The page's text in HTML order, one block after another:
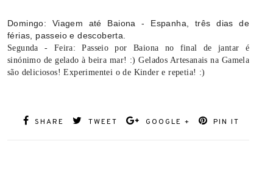
Domingo: Viagem até Baiona - Espanha, três dias de
férias, passeio e descoberta.
Segunda - Feira: Passeio por Baiona no final de jantar é
sinónimo de gelado à beira mar! :) Gelados Artesanais na Gamela
são deliciosos! Experimentei o de Kinder e repetia! :)
SHARE TWEET GOOGLE + PIN IT